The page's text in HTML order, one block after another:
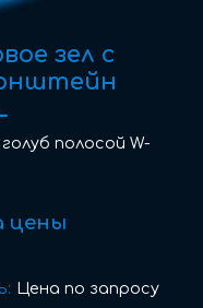
зел с
полосой W-
цены
Цена по запросу